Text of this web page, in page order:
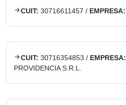
CUIT: 30716611457 / EMPRESA:
CUIT: 30716354853 / EMPRESA:
PROVIDENCIA S.R.L.